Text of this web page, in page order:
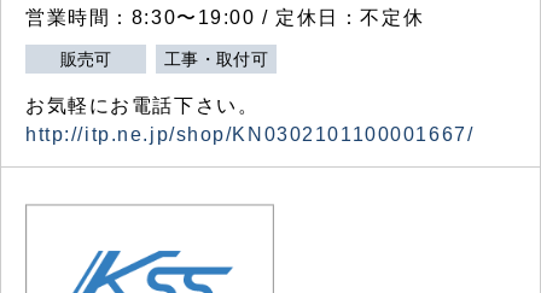
営業時間：8:30〜19:00 / 定休日：不定休
販売可 工事・取付可
お気軽にお電話下さい。
http://itp.ne.jp/shop/KN0302101100001667/